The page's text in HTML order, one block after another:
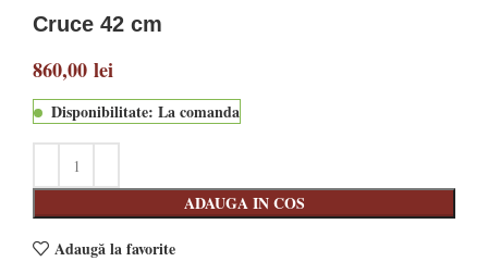
Cruce 42 cm
860,00 lei
Disponibilitate: La comanda
ADAUGA IN COS
Adaugă la favorite